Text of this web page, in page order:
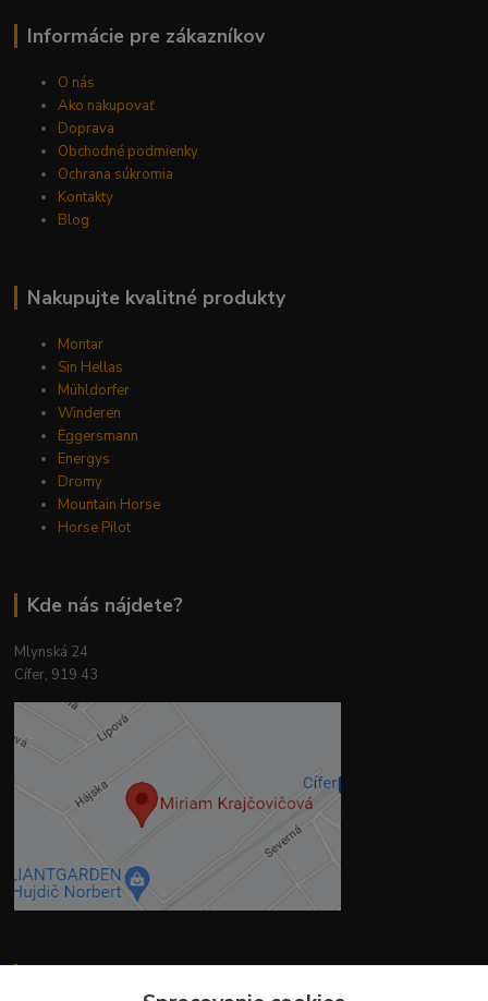
Informácie pre zákazníkov
O nás
Ako nakupovať
Doprava
Obchodné podmienky
Ochrana súkromia
Kontakty
Blog
Nakupujte kvalitné produkty
Montar
Sin Hellas
Mühldorfer
Winderen
Eggersmann
Energys
Dromy
Mountain Horse
Horse Pilot
Kde nás nájdete?
Mlynská 24
Cífer, 919 43